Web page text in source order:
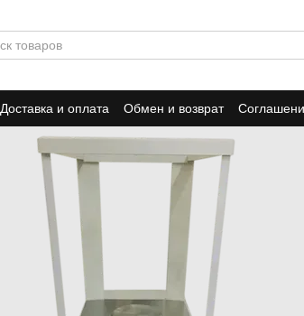
Доставка и оплата Обмен и возврат